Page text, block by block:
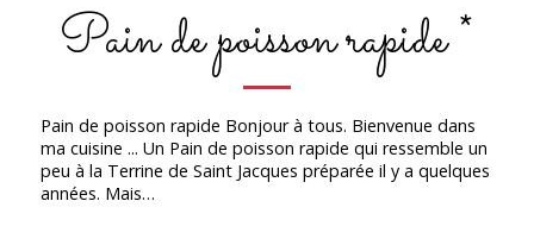
Pain de poisson rapide *
Pain de poisson rapide Bonjour à tous. Bienvenue dans
ma cuisine ... Un Pain de poisson rapide qui ressemble un
peu à la Terrine de Saint Jacques préparée il y a quelques
années. Mais…